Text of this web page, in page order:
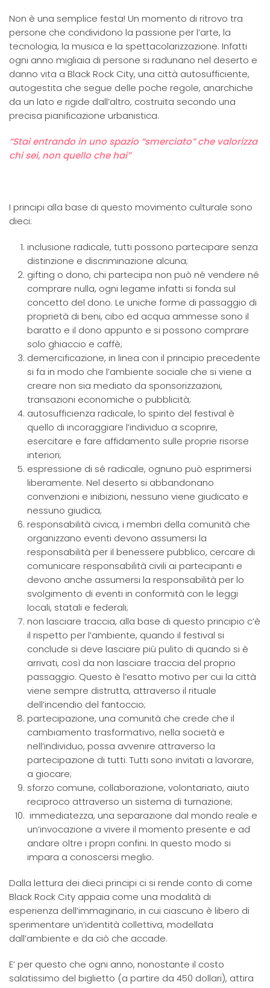
Non è una semplice festa! Un momento di ritrovo tra
persone che condividono la passione per l’arte, la
tecnologia, la musica e la spettacolarizzazione. Infatti
ogni anno migliaia di persone si radunano nel deserto e
danno vita a Black Rock City, una città autosufficiente,
autogestita che segue delle poche regole, anarchiche
da un lato e rigide dall’altro, costruita secondo una
precisa pianificazione urbanistica.
“Stai entrando in uno spazio “smerciato” che valorizza
chi sei, non quello che hai”
I principi alla base di questo movimento culturale sono
dieci:
inclusione radicale, tutti possono partecipare senza
distinzione e discriminazione alcuna;
gifting o dono, chi partecipa non può né vendere né
comprare nulla, ogni legame infatti si fonda sul
concetto del dono. Le uniche forme di passaggio di
proprietà di beni, cibo ed acqua ammesse sono il
baratto e il dono appunto e si possono comprare
solo ghiaccio e caffè;
demercificazione, in linea con il principio precedente
si fa in modo che l’ambiente sociale che si viene a
creare non sia mediato da sponsorizzazioni,
transazioni economiche o pubblicità;
autosufficienza radicale, lo spirito del festival è
quello di incoraggiare l’individuo a scoprire,
esercitare e fare affidamento sulle proprie risorse
interiori;
espressione di sé radicale, ognuno può esprimersi
liberamente. Nel deserto si abbandonano
convenzioni e inibizioni, nessuno viene giudicato e
nessuno giudica;
responsabilità civica, i membri della comunità che
organizzano eventi devono assumersi la
responsabilità per il benessere pubblico, cercare di
comunicare responsabilità civili ai partecipanti e
devono anche assumersi la responsabilità per lo
svolgimento di eventi in conformità con le leggi
locali, statali e federali;
non lasciare traccia, alla base di questo principio c’è
il rispetto per l’ambiente, quando il festival si
conclude si deve lasciare più pulito di quando si è
arrivati, così da non lasciare traccia del proprio
passaggio. Questo è l’esatto motivo per cui la città
viene sempre distrutta, attraverso il rituale
dell’incendio del fantoccio;
partecipazione, una comunità che crede che il
cambiamento trasformativo, nella società e
nell’individuo, possa avvenire attraverso la
partecipazione di tutti. Tutti sono invitati a lavorare,
a giocare;
sforzo comune, collaborazione, volontariato, aiuto
reciproco attraverso un sistema di turnazione;
immediatezza, una separazione dal mondo reale e
un’invocazione a vivere il momento presente e ad
andare oltre i propri confini. In questo modo si
impara a conoscersi meglio.
Dalla lettura dei dieci principi ci si rende conto di come
Black Rock City appaia come una modalità di
esperienza dell’immaginario, in cui ciascuno è libero di
sperimentare un’identità collettiva, modellata
dall’ambiente e da ciò che accade.
E’ per questo che ogni anno, nonostante il costo
salatissimo del biglietto (a partire da 450 dollari), attira